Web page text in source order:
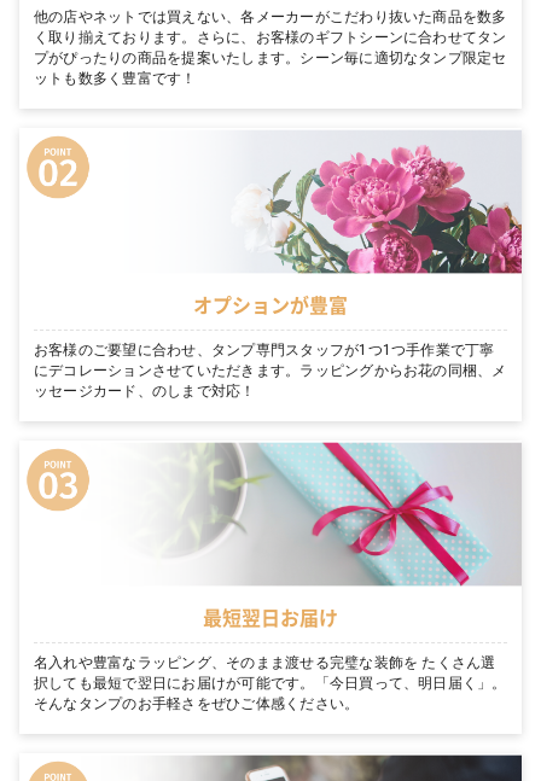
他の店やネットでは買えない、各メーカーがこだわり抜いた商品を数多
く取り揃えております。さらに、お客様のギフトシーンに合わせてタン
プがぴったりの商品を提案いたします。シーン毎に適切なタンプ限定セ
ットも数多く豊富です！
オプションが豊富
お客様のご要望に合わせ、タンプ専門スタッフが1つ1つ手作業で丁寧
にデコレーションさせていただきます。ラッピングからお花の同梱、メ
ッセージカード、のしまで対応！
最短翌日お届け
名入れや豊富なラッピング、そのまま渡せる完璧な装飾を たくさん選
択しても最短で翌日にお届けが可能です。「今日買って、明日届く」。
そんなタンプのお手軽さをぜひご体感ください。